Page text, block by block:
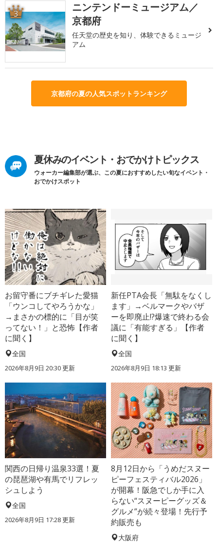
3
ニンテンドーミュージアム／
京都府
任天堂の歴史を知り、体験できるミュージ
アム
京都府の夏の人気スポットランキング
夏休みのイベント・おでかけトピックス
ウォーカー編集部が選ぶ、この夏におすすめしたい旬なイベント・
おでかけスポット
お留守番にブチギレた愛猫
「ウンコしてやろうかな」
→まさかの標的に「目が笑
ってない！」と恐怖【作者
に聞く】
全国
2026年8月9日 20:30更新
新任PTA会長「無駄をなくし
ます」→ベルマークやバザ
ーを即廃止!?爆速で終わる会
議に「有能すぎる」【作者
に聞く】
全国
2026年8月9日 18:13 更新
関西の日帰り温泉33選！夏
の琵琶湖や有馬でリフレッ
シュしよう
全国
2026年8月9日 17:28更新
8月12日から「うめだスヌー
ピーフェスティバル2026」
が開幕！阪急でしか手に入
らない“スヌーピーグッズ＆
グルメ”が続々登場！先行予
約販売も
大阪府